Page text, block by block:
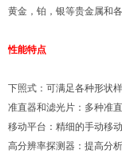
黄金，铂，银等贵金属和
性能特点
下照式：可满足各种形状
准直器和滤光片：多种准
移动平台：精细的手动移
高分辨率探测器：提高分